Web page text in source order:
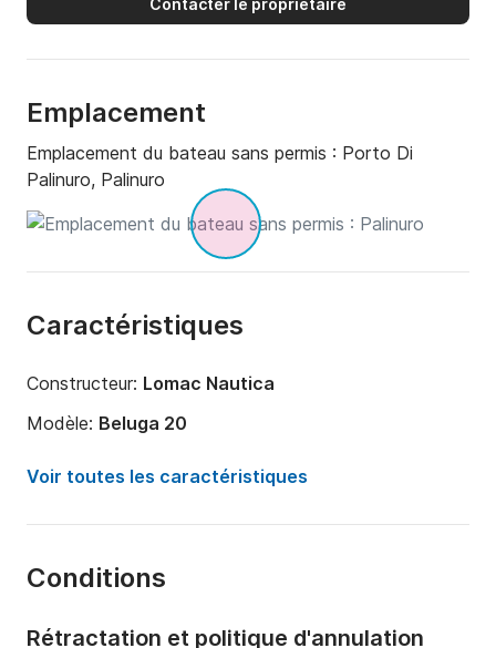
Contacter le propriétaire
Emplacement
Emplacement du bateau sans permis : Porto Di
Palinuro, Palinuro
Caractéristiques
Constructeur: Lomac Nautica
Modèle: Beluga 20
Puissance moteur:
40cv
Capacité à bord:
Voir toutes les caractéristiques
Conditions
Rétractation et politique d'annulation